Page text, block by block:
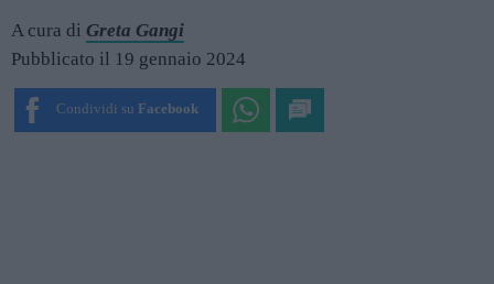
A cura di Greta Gangi
Pubblicato il 19 gennaio 2024
Condividi su Facebook